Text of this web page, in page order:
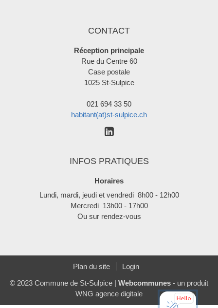
CONTACT
Réception principale
Rue du Centre 60
Case postale
1025 St-Sulpice
021 694 33 50
habitant(at)st-sulpice.ch
INFOS PRATIQUES
Horaires
Lundi, mardi, jeudi et vendredi 8h00 - 12h00
Mercredi 13h00 - 17h00
Ou sur rendez-vous
Plan du site
Login
© 2023 Commune de St-Sulpice | Webcommunes - un produit
WNG agence digitale